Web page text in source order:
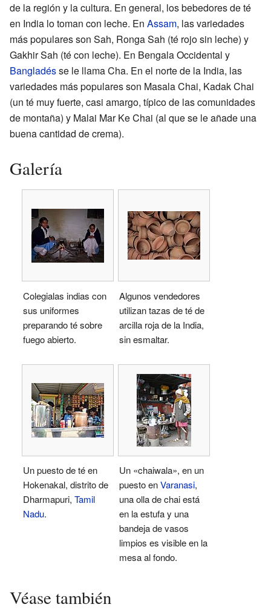
de la región y la cultura. En general, los bebedores de té
en India lo toman con leche. En Assam, las variedades
más populares son Sah, Ronga Sah (té rojo sin leche) y
Gakhir Sah (té con leche). En Bengala Occidental y
Bangladésse le llama Cha. En el norte de la India, las
variedades más populares son Masala Chai, Kadak Chai
(un té muy fuerte, casi amargo, típico de las comunidades
de montaña) y Malai Mar Ke Chai (al que se le añade una
buena cantidad de crema).
Galería
Colegialas indias con
sus uniformes
preparando té sobre
fuego abierto.
Algunos vendedores
utilizan tazas de té de
arcilla roja de la India,
sin esmaltar.
Un puesto de té en
Hokenakal, distrito de
Dharmapuri, Tamil
Nadu.
Un «chaiwala», en un
puesto enVaranasi,
una olla de chai está
en la estufa y una
bandeja de vasos
limpios es visible en la
mesa al fondo.
Véase también